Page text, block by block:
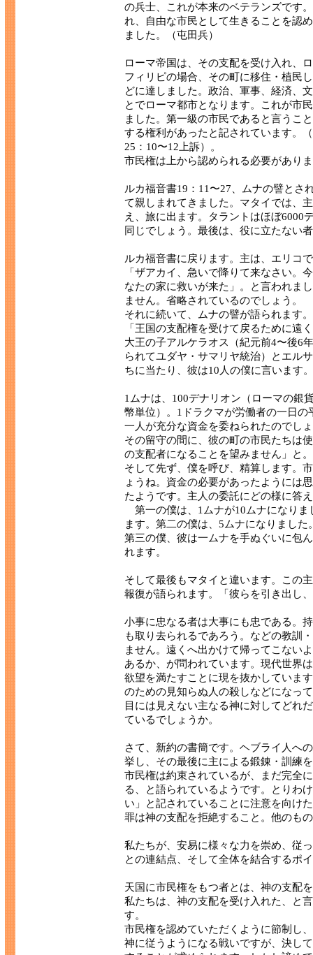
の兵士、これが本来のベテランズです
れ、自由な市民として生きることを認
ました。（屯田兵）
ローマ帝国は、その支配を受け入れ、
フィリピの場合、その町に移住・植民
どに達しました。政治、軍事、経済、
とでローマ都市となります。これが市
ました。第一級の市民であると言うこ
する権利があったと記されています。
25：10〜12上訴）。
市民権は上から認められる必要があり
ルカ福音書19：11〜27、ムナの譬とさ
て親しまれてきました。マタイでは、
え、旅に出ます。タラントはほぼ6000
同じでしょう。最後は、役に立たない
ルカ福音書に戻ります。主は、エリコ
「ザアカイ、急いで降りて来なさい。
なたの家に救いが来た」。と言われま
ません。省略されているのでしょう。
それに続いて、ムナの譬が語られます。
「王国の支配権を受けて戻るために遠
大王の子アルケラオス（紀元前4〜後6
られてユダヤ・サマリヤ統治）とエル
ちに当たり、彼は10人の僕に言います
1ムナは、100デナリオン（ローマの銀
幣単位）。1ドラクマが労働者の一日
一人が充分な資金を委ねられたのでし
その留守の間に、彼の町の市民たちは
の支配者になることを望みません」と
そして先ず、僕を呼び、精算します。
ょうね。資金の必要があったようには
たようです。主人の委託にどの様に答
第一の僕は、1ムナが10ムナになりま
ます。第二の僕は、5ムナになりまし
第三の僕、彼は一ムナを手ぬぐいに包
れます。
そして最後もマタイと違います。この
報復が語られます。「彼らを引き出し
小事に忠なる者は大事にも忠である。
も取り去られるであろう。などの教訓
ません。遠くへ出かけて帰ってこない
あるか、が問われています。現代世界
欲望を満たすことに現を抜かしていま
のための見知らぬ人の殺しなどになっ
目には見えない主なる神に対してどれ
ているでしょうか。
さて、新約の書簡です。ヘブライ人へ
挙し、その最後に主による鍛錬・訓練
市民権は約束されているが、まだ完全
る、と語られているようです。とりわ
い」と記されていることに注意を向け
罪は神の支配を拒絶すること。他のも
私たちが、安易に様々な力を崇め、従
との連結点、そして全体を結合するポ
天国に市民権をもつ者とは、神の支配
私たちは、神の支配を受け入れた、と
す。
市民権を認めていただくように節制し
神に従うようになる戦いですが、決し